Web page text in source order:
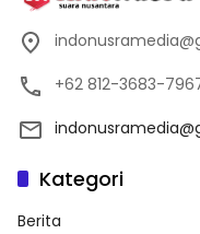
+62 812-3683-
Kategori
Berita